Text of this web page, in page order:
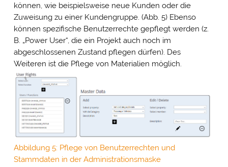
können, wie beispielsweise neue Kunden oder die
Zuweisung zu einer Kundengruppe. (Abb. 5) Ebenso
können spezifische Benutzerrechte gepflegt werden (z.
B. „Power User“, die ein Projekt auch noch im
abgeschlossenen Zustand pflegen dürfen). Des
Weiteren ist die Pflege von Materialien möglich.
Abbildung 5: Pflege von Benutzerrechten und
Stammdaten in der Administrationsmaske